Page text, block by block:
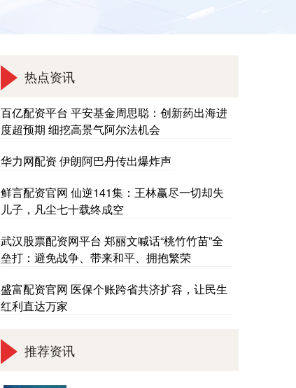
热点资讯
百亿配资平台 平安基金周思聪：创新药出海进
度超预期 细挖高景气阿尔法机会
华力网配资 伊朗阿巴丹传出爆炸声
鲜言配资官网 仙逆141集：王林赢尽一切却失
儿子，凡尘七十载终成空
武汉股票配资网平台 郑丽文喊话“桃竹竹苗”全
垒打：避免战争、带来和平、拥抱繁荣
盛富配资官网 医保个账跨省共济扩容，让民生
红利直达万家
推荐资讯